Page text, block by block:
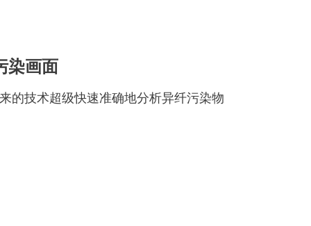
染画面
的技术超级快速准确地分析异纤污染物